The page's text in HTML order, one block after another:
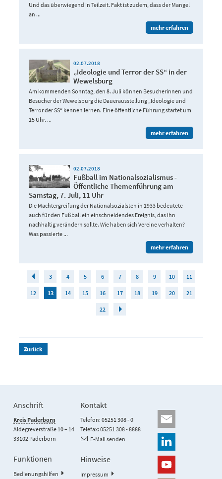
Und das überwiegend in Teilzeit. Fakt ist zudem, dass der Mangel
an ...
mehr erfahren
02.07.2018
„Ideologie und Terror der SS“ in der
Wewelsburg
Am kommenden Sonntag, den 8. Juli können Besucherinnen und
Besucher der Wewelsburg die Dauerausstellung „Ideologie und
Terror der SS“ kennen lernen. Eine öffentliche Führung startet um
15 Uhr. ...
mehr erfahren
02.07.2018
Fußball im Nationalsozialismus -
Öffentliche Themenführung am
Samstag, 7. Juli, 11 Uhr
Die Machtergreifung der Nationalsozialsten in 1933 bedeutete
auch für den Fußball ein einschneidendes Ereignis, das ihn
nachhaltig verändern sollte. Wie haben sich Vereine verhalten?
Was passierte ...
mehr erfahren
3 4 5 6 7 8 9 10 11
12 13 14 15 16 17 18 19 20 21
22
Zurück
Anschrift
Kreis Paderborn
Aldegreverstraße 10 – 14
33102 Paderborn
Kontakt
Telefon: 05251 308 - 0
Telefax: 05251 308 - 8888
E-Mail senden
Funktionen
Bedienungshilfen
Hinweise
Impressum